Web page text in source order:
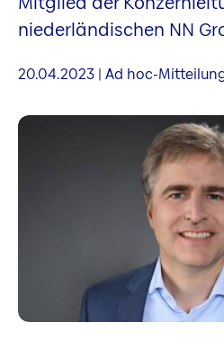
niederländischen NN
20.04.2023 | Ad hoc-